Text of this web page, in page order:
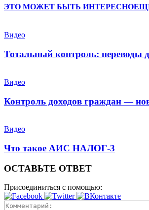
ЭТО МОЖЕТ БЫТЬ ИНТЕРЕСНО
Видео
Тотальный контроль: переводы
Видео
Контроль доходов граждан —
Видео
Что такое АИС НАЛОГ-3
ОСТАВЬТЕ ОТВЕТ
Присоединиться с помощью: